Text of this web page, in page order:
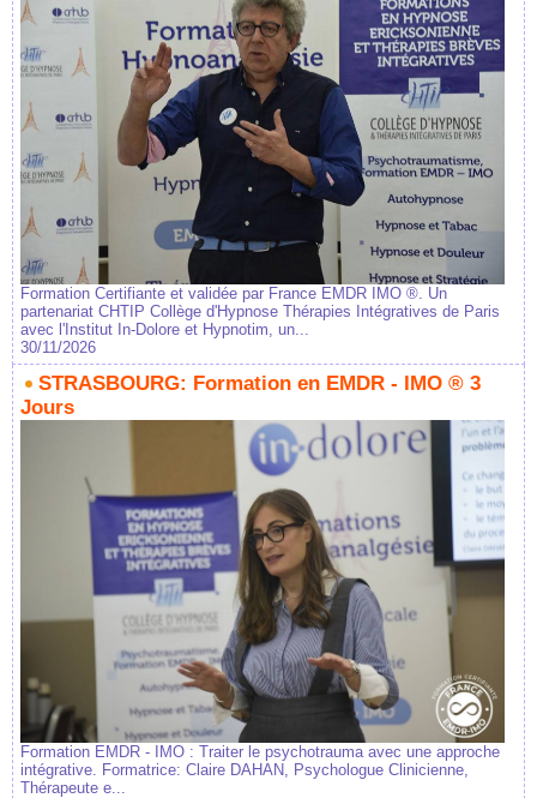
Formation Certifiante et validée par France EMDR IMO ®. Un
partenariat CHTIP Collège d'Hypnose Thérapies Intégratives de Paris
avec l'Institut In-Dolore et Hypnotim, un...
30/11/2026
STRASBOURG: Formation en EMDR - IMO ® 3
Jours
Formation EMDR - IMO : Traiter le psychotrauma avec une approche
intégrative. Formatrice: Claire DAHAN, Psychologue Clinicienne,
Thérapeute e...